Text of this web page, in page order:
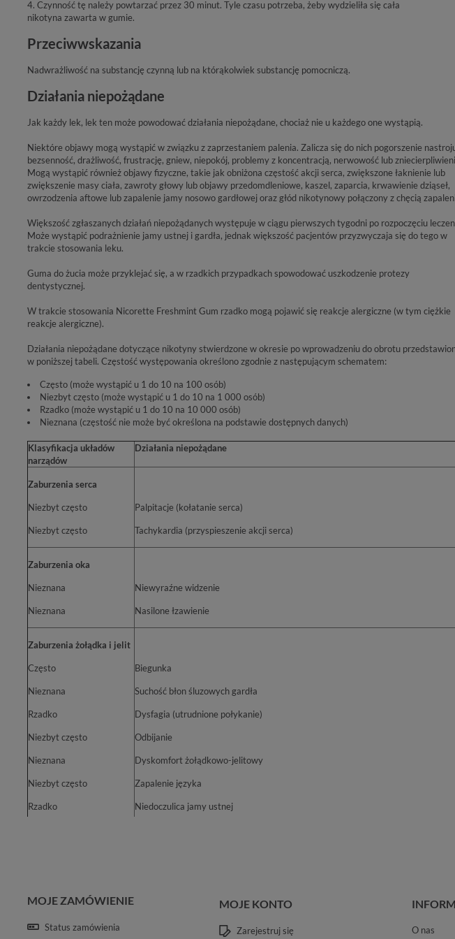
4. Czynność tę należy powtarzać przez 30 minut. Tyle czasu potrzeba, żeby wydzieliła się cała
nikotyna zawarta w gumie.
Przeciwwskazania
Nadwrażliwość na substancję czynną lub na którąkolwiek substancję pomocniczą.
Działania niepożądane
Jak każdy lek, lek ten może powodować działania niepożądane, chociaż nie u każdego one wystąpią.
Niektóre objawy mogą wystąpić w związku z zaprzestaniem palenia. Zalicza się do nich pogorszenie
bezsenność, drażliwość, frustrację, gniew, niepokój, problemy z koncentracją, nerwowość lub
Mogą wystąpić również objawy fizyczne, takie jak obniżona częstość akcji serca, zwiększone łaknienie lub
zwiększenie masy ciała, zawroty głowy lub objawy przedomdleniowe, kaszel, zaparcia, krwawienie dziąseł,
owrzodzenia aftowe lub zapalenie jamy nosowo gardłowej oraz głód nikotynowy połączony z chęcią
Większość zgłaszanych działań niepożądanych występuje w ciągu pierwszych tygodni po rozpoczęciu
Może wystąpić podrażnienie jamy ustnej i gardła, jednak większość pacjentów przyzwyczaja się do tego w
trakcie stosowania leku.
Guma do żucia może przyklejać się, a w rzadkich przypadkach spowodować uszkodzenie protezy
dentystycznej.
W trakcie stosowania Nicorette Freshmint Gum rzadko mogą pojawić się reakcje alergiczne (w tym ciężkie
reakcje alergiczne).
Działania niepożądane dotyczące nikotyny stwierdzone w okresie po wprowadzeniu do obrotu
w poniższej tabeli. Częstość występowania określono zgodnie z następującym schematem:
Często (może wystąpić u 1 do 10 na 100 osób)
Niezbyt często (może wystąpić u 1 do 10 na 1 000 osób)
Rzadko (może wystąpić u 1 do 10 na 10 000 osób)
Nieznana (częstość nie może być określona na podstawie dostępnych danych)
Klasyfikacja układów
narządów
Działania niepożądane
Zaburzenia serca
Niezbyt często
Niezbyt często
Palpitacje (kołatanie serca)
Tachykardia (przyspieszenie akcji serca)
Zaburzenia oka
Nieznana
Nieznana
Niewyraźne widzenie
Nasilone łzawienie
Zaburzenia żołądka i jelit
Często
Nieznana
Rzadko
Niezbyt często
Nieznana
Niezbyt często
Rzadko
Biegunka
Suchość błon śluzowych gardła
Dysfagia (utrudnione połykanie)
Odbijanie
Dyskomfort żołądkowo-jelitowy
Zapalenie języka
Niedoczulica jamy ustnej
MOJE ZAMÓWIENIE
Status zamówienia
MOJE KONTO
Zarejestruj się O nas